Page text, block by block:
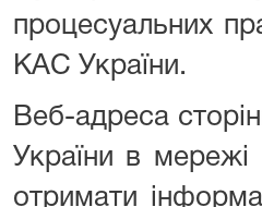
процесуальних
КАС України.
Веб-адреса
України в
отримати